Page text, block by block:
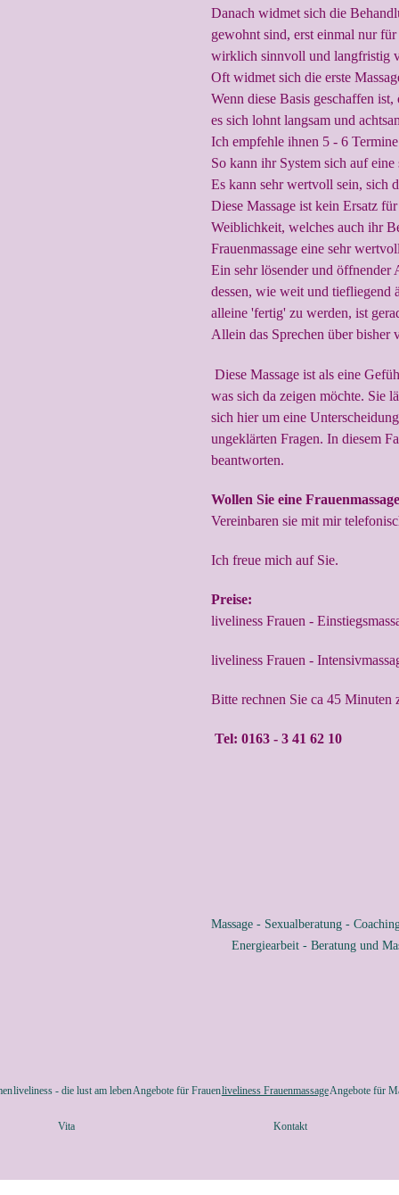
Danach widmet sich die
gewohnt sind, erst einmal nur für
wirklich sinnvoll und langfristig
Oft widmet sich die erste
Wenn diese Basis geschaffen
es sich lohnt langsam und
Ich empfehle ihnen 5 - 6
So kann ihr System sich auf
Es kann sehr wertvoll sein, sich
Diese Massage ist kein Ersatz
Weiblichkeit, welches auch ihr
Frauenmassage eine sehr
Ein sehr lösender und
dessen, wie weit und tiefliegend
alleine 'fertig' zu werden, ist
Allein das Sprechen über bisher
Diese Massage ist als eine
was sich da zeigen möchte. Sie
sich hier um eine
ungeklärten Fragen. In diesem
beantworten.
Wollen Sie eine
Vereinbaren sie mit mir
Ich freue mich auf Sie.
Preise:
liveliness Frauen -
liveliness Frauen -
Bitte rechnen Sie ca 45 Minuten
Tel: 0163 - 3 41 62 10
Massage - Sexualberatung -
Energiearbeit - Beratung und
liveliness - die lust am lebenAngebote für Frauenliveliness FrauenmassageAngebote für
Vita Kontakt